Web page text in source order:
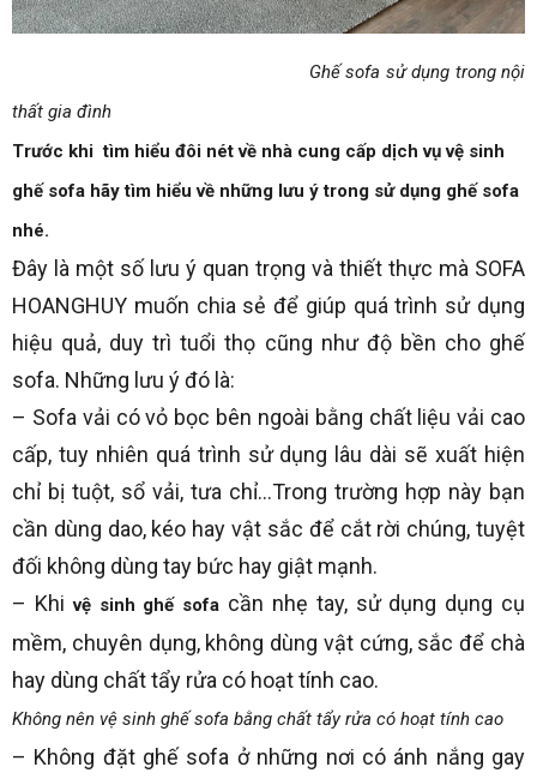
Ghế sofa sử dụng trong nội
thất gia đình
Trước khi tìm hiểu đôi nét về nhà cung cấp dịch vụ vệ sinh
ghế sofa hãy tìm hiểu về những lưu ý trong sử dụng ghế sofa
nhé.
Đây là một số lưu ý quan trọng và thiết thực mà SOFA
HOANGHUY muốn chia sẻ để giúp quá trình sử dụng
hiệu quả, duy trì tuổi thọ cũng như độ bền cho ghế
sofa. Những lưu ý đó là:
– Sofa vải có vỏ bọc bên ngoài bằng chất liệu vải cao
cấp, tuy nhiên quá trình sử dụng lâu dài sẽ xuất hiện
chỉ bị tuột, sổ vải, tưa chỉ…Trong trường hợp này bạn
cần dùng dao, kéo hay vật sắc để cắt rời chúng, tuyệt
đối không dùng tay bức hay giật mạnh.
– Khivệ sinh ghế sofa cần nhẹ tay, sử dụng dụng cụ
mềm, chuyên dụng, không dùng vật cứng, sắc để chà
hay dùng chất tẩy rửa có hoạt tính cao.
Không nên vệ sinh ghế sofa bằng chất tẩy rửa có hoạt tính cao
– Không đặt ghế sofa ở những nơi có ánh nắng gay